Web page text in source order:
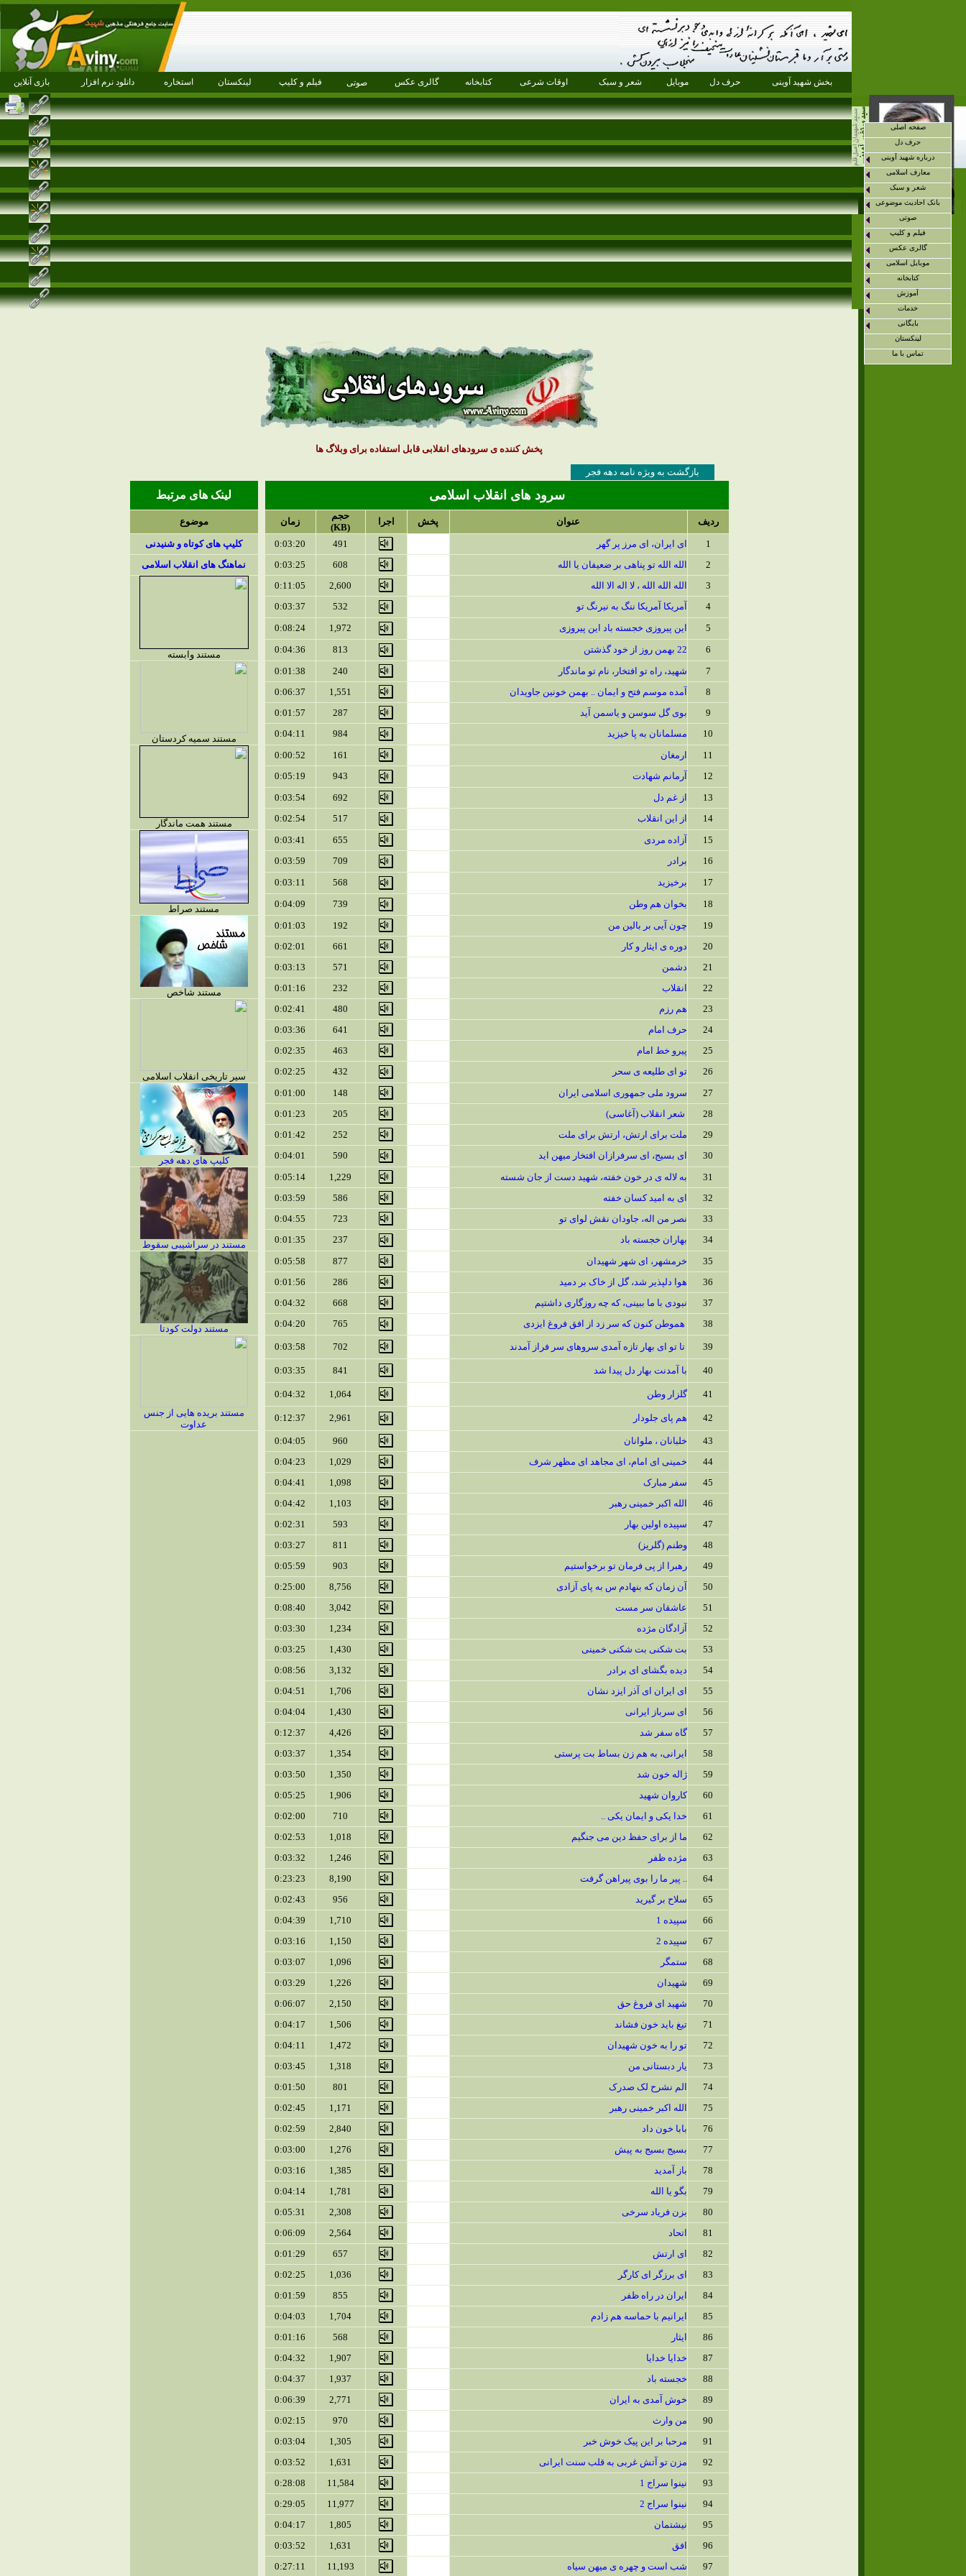
بخش شهید آوینی حرف دل موبایل شعر و سبک اوقات شرعی کتابخانه گالری عکس صوتی فیلم و کلیپ لینکستان استخاره دانلود نرم افزار بازی آنلاین
پخش کننده ی سرودهای انقلابی قابل استفاده برای وبلاگ ها
بازگشت به ویژه نامه دهه فجر
سرود های انقلاب اسلامی لینک های مرتبط
ردیف عنوان پخش اجرا
حجم
(KB)
زمان موضوع
1 ای ایران، ای مرز پر گهر 491
0:03:20
کلیپ های کوتاه و شنیدنی
2
الله الله تو پناهی بر ضعیفان یا الله 608
0:03:25
نماهنگ های انقلاب اسلامی
3
الله الله الله ، لا اله الا الله 2,600
0:11:05
مستند وابسته
4 آمریکا آمریکا ننگ به نیرنگ تو 532
0:03:37
5
این پیروزی خجسته باد این پیروزی 1,972
0:08:24
6
22 بهمن روز از خود گذشتن 813
0:04:36
7
شهید، راه تو افتخار، نام تو ماندگار 240
0:01:38
مستند سمیه کردستان
8 آمده موسم فتح و ایمان .. بهمن خونین جاویدان 1,551
0:06:37
9
بوی گل سوسن و یاسمن آید 287
0:01:57
10
مسلمانان به پا خیزید 984
0:04:11
11
ارمغان 161
0:00:52
مستند همت ماندگار
12 آرمانم شهادت 943
0:05:19
13
از غم دل 692
0:03:54
14
از این انقلاب 517
0:02:54
15
آزاده مردی 655
0:03:41
مستند صراط
16 برادر 709
0:03:59
17
برخیزید 568
0:03:11
18
بخوان هم وطن 739
0:04:09
19
چون آیی بر بالین من 192
0:01:03
مستند شاخص
20 دوره ی ایثار و کار 661
0:02:01
21
دشمن 571
0:03:13
22
انقلاب 232
0:01:16
23
هم رزم 480
0:02:41
سیر تاریخی انقلاب اسلامی
24 حرف امام 641
0:03:36
25
پیرو خط امام 463
0:02:35
26
تو ای طلیعه ی سحر 432
0:02:25
27
سرود ملی جمهوری اسلامی ایران 148
0:01:00
کلیپ های دهه فجر
28 شعر انقلاب (آغاسی) 205
0:01:23
29
ملت برای ارتش، ارتش برای ملت 252
0:01:42
30
ای بسیج، ای سرفرازان افتخار میهن اید 590
0:04:01
31
به لاله ی در خون خفته، شهید دست از جان شسته 1,229
0:05:14
مستند در سراشیبی سقوط
32 ای به امید کسان خفته 586
0:03:59
33
نصر من اله، جاودان نقش لوای تو 723
0:04:55
34
بهاران خجسته باد 237
0:01:35
35
خرمشهر، ای شهر شهیدان 877
0:05:58
مستند دولت کودتا
36 هوا دلپذیر شد، گل از خاک بر دمید 286
0:01:56
37
نبودی با ما ببینی، که چه روزگاری داشتیم 668
0:04:32
38
هموطن کنون که سر زد از افق فروغ ایزدی 765
0:04:20
39 تا تو ای بهار تازه آمدی سروهای سر فراز آمدند 702
0:03:58
مستند بریده هایی از جنس
عداوت
40 با آمدنت بهار دل پیدا شد 841
0:03:35
41 گلزار وطن 1,064
0:04:32
42 هم پای جلودار 2,961
0:12:37
43 خلبانان ، ملوانان 960
0:04:05
44
خمینی ای امام، ای مجاهد ای مظهر شرف 1,029
0:04:23
45
سفر مبارک 1,098
0:04:41
46
الله اکبر خمینی رهبر 1,103
0:04:42
47
سپیده اولین بهار 593
0:02:31
48
وطنم (گلریز) 811
0:03:27
49
رهبرا از پی فرمان تو برخواستیم 903
0:05:59
50
آن زمان که بنهادم س به پای آزادی 8,756
0:25:00
51
عاشقان سر مست 3,042
0:08:40
52
آزادگان مژده 1,234
0:03:30
53
بت شکنی بت شکنی خمینی 1,430
0:03:25
54
دیده بگشای ای برادر 3,132
0:08:56
55
ای ایران ای آذر ایزد نشان 1,706
0:04:51
56
ای سرباز ایرانی 1,430
0:04:04
57
گاه سفر شد 4,426
0:12:37
58
ایرانی، به هم زن بساط بت پرستی 1,354
0:03:37
59
ژاله خون شد 1,350
0:03:50
60
کاروان شهید 1,906
0:05:25
61
خدا یکی و ایمان یکی .. 710
0:02:00
62
ما از برای حفظ دین می جنگیم 1,018
0:02:53
63
مژده ظفر 1,246
0:03:32
64
.. پیر ما را بوی پیراهن گرفت 8,190
0:23:23
65
سلاح بر گیرید 956
0:02:43
66
سپیده 1 1,710
0:04:39
67
سپیده 2 1,150
0:03:16
68
ستمگر 1,096
0:03:07
69
شهیدان 1,226
0:03:29
70
شهید ای فروغ حق 2,150
0:06:07
71
تیغ باید خون فشاند 1,506
0:04:17
72
تو را به خون شهیدان 1,472
0:04:11
73
یار دبستانی من 1,318
0:03:45
74
الم نشرح لک صدرک 801
0:01:50
75
الله اکبر خمینی رهبر 1,171
0:02:45
76
بابا خون داد 2,840
0:02:59
77
بسیج بسیج به پیش 1,276
0:03:00
78
باز آمدید 1,385
0:03:16
79
بگو یا الله 1,781
0:04:14
80
بزن فریاد سرخی 2,308
0:05:31
81
اتحاد 2,564
0:06:09
82
ای ارتش 657
0:01:29
83
ای برزگر ای کارگر 1,036
0:02:25
84
ایران در راه ظفر 855
0:01:59
85
ایرانیم با حماسه هم زادم 1,704
0:04:03
86
ایثار 568
0:01:16
87
خدایا خدایا 1,907
0:04:32
88
خجسته باد 1,937
0:04:37
89
خوش آمدی به ایران 2,771
0:06:39
90
من وارث 970
0:02:15
91
مرحبا بر این پیک خوش خبر 1,305
0:03:04
92
مزن تو آتش غربی به قلب سنت ایرانی 1,631
0:03:52
93
نینوا سراج 1 11,584
0:28:08
94
نینوا سراج 2 11,977
0:29:05
95
نیشتمان 1,805
0:04:17
96
افق 1,631
0:03:52
97
شب است و چهره ی میهن سیاه 11,193
0:27:11
صفحه اصلی
حرف دل
درباره شهید آوینی
معارف اسلامی
شعر و سبک
بانک احادیث موضوعی
صوتی
فیلم و کلیپ
گالری عکس
موبایل اسلامی
کتابخانه
آموزش
خدمات
بایگانی
لینکستان
تماس با ما